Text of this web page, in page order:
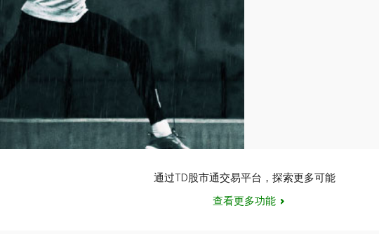
通过TD股市通交易平台，探索更多可能
查看更多功能